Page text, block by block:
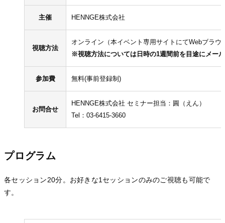
主催 HENNGE株式会社
視聴方法
オンライン（本イベント専用サイトにてWebブラウ
※視聴方法については日時の1週間前を目途にメー
参加費 無料(事前登録制)
お問合せ
HENNGE株式会社 セミナー担当：圓（えん）
Tel：03-6415-3660
プログラム
各セッション20分。お好きな1セッションのみのご視聴も可能で
す。